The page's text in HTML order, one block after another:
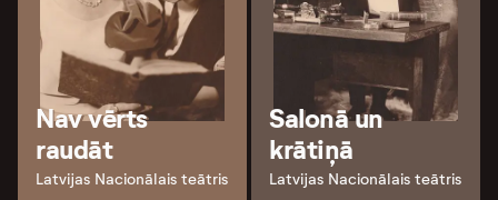
Nav vērts
raudāt
Latvijas Nacionālais teātris
Salonā un
krātiņā
Latvijas Nacionālais teātris